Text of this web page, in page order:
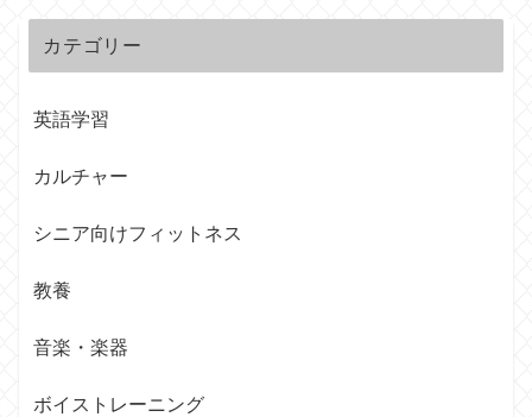
カテゴリー
英語学習
カルチャー
シニア向けフィットネス
教養
音楽・楽器
ボイストレーニング